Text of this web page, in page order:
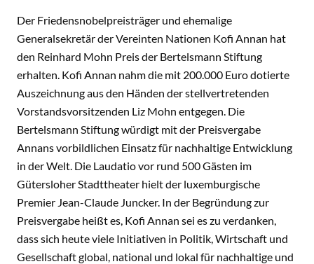
Der Friedensnobelpreisträger und ehemalige
Generalsekretär der Vereinten Nationen Kofi Annan hat
den Reinhard Mohn Preis der Bertelsmann Stiftung
erhalten. Kofi Annan nahm die mit 200.000 Euro dotierte
Auszeichnung aus den Händen der stellvertretenden
Vorstandsvorsitzenden Liz Mohn entgegen. Die
Bertelsmann Stiftung würdigt mit der Preisvergabe
Annans vorbildlichen Einsatz für nachhaltige Entwicklung
in der Welt. Die Laudatio vor rund 500 Gästen im
Gütersloher Stadttheater hielt der luxemburgische
Premier Jean-Claude Juncker. In der Begründung zur
Preisvergabe heißt es, Kofi Annan sei es zu verdanken,
dass sich heute viele Initiativen in Politik, Wirtschaft und
Gesellschaft global, national und lokal für nachhaltige und